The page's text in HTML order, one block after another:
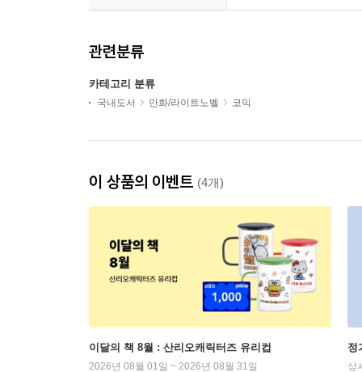
관련분류
카테고리 분류
국내도서 만화/라이트노벨 코믹
이 상품의 이벤트 (4개)
이달의 책 8월 : 산리오캐릭터즈 유리컵
2026년 08월 01일 ~ 2026년 08월 31일
정
상